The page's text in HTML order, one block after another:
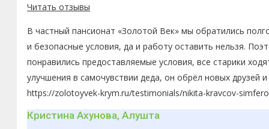
Читать отзывы
В частный пансионат «Золотой Век» мы обратились
и безопасные условия, да и работу оставить нельзя.
понравились предоставляемые условия, все старики
улучшения в самочувствии деда, он обрёл новых
https://zolotoyvek-krym.ru/testimonials/nikita-kravcov-
Кристина Ахунова, Алушта